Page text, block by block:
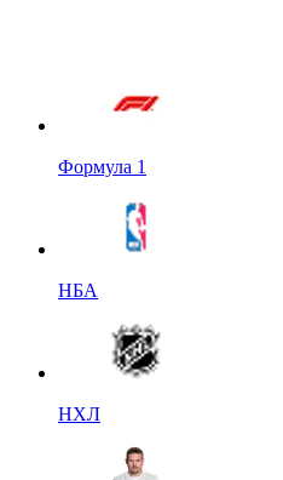
Формула 1
НБА
НХЛ